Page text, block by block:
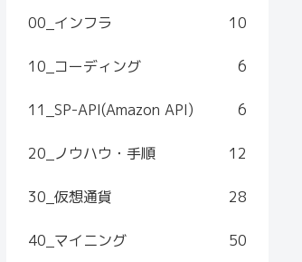
00_インフラ 10
10_コーディング 6
11_SP-API(Amazon API) 6
20_ノウハウ・手順 12
30_仮想通貨 28
40_マイニング 50